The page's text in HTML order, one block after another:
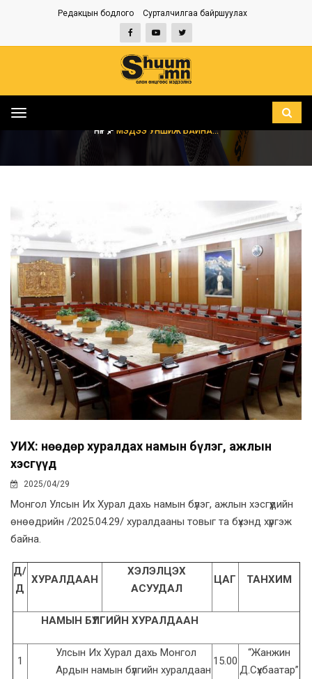
Редакцын бодлого Сурталчилгаа байршуулах
Toggle
НҮҮР МЭДЭЭ УНШИЖ БАЙНА...
УИХ: Өнөөдөр хуралдах намын бүлэг, ажлын
хэсгүүд
2025/04/29
Монгол Улсын Их Хурал дахь намын бүлэг, ажлын хэсгүүдийн
өнөөдрийн /2025.04.29/ хуралдааны товыг та бүхэнд хүргэж
байна.
Д/
Д
ХУРАЛДААН
ХЭЛЭЛЦЭХ
АСУУДАЛ
ЦАГ ТАНХИМ
НАМЫН БҮЛГИЙН ХУРАЛДААН
1
Улсын Их Хурал дахь Монгол
Ардын намын бүлгийн хуралдаан
15.00
“Жанжин
Д.Сүхбаатар”